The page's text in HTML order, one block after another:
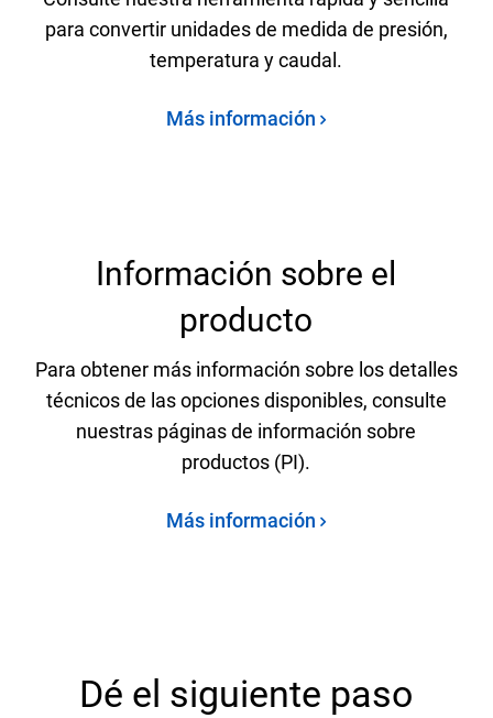
para convertir unidades de medida de presión,
temperatura y caudal.
Más información
Información sobre el
producto
Para obtener más información sobre los detalles
técnicos de las opciones disponibles, consulte
nuestras páginas de información sobre
productos (PI).
Más información
Dé el siguiente paso